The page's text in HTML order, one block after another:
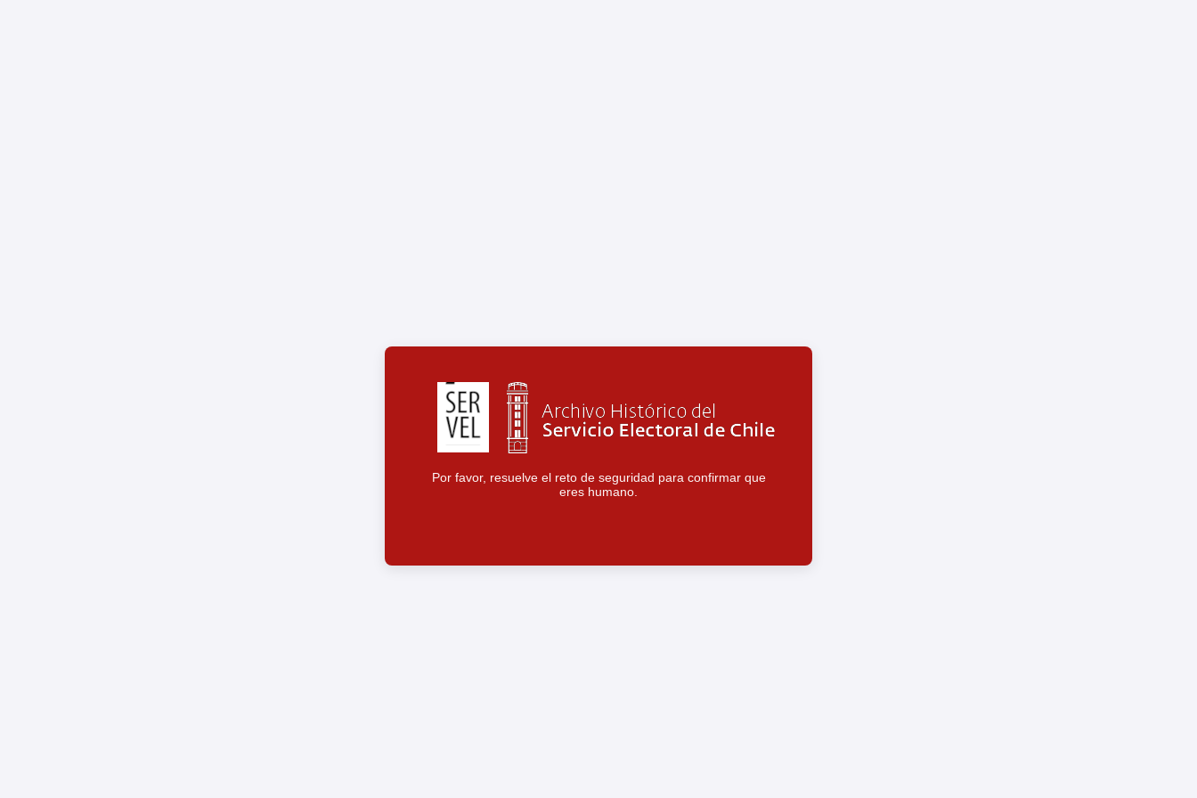
Por favor, resuelve el reto de seguridad para confirmar que
eres humano.